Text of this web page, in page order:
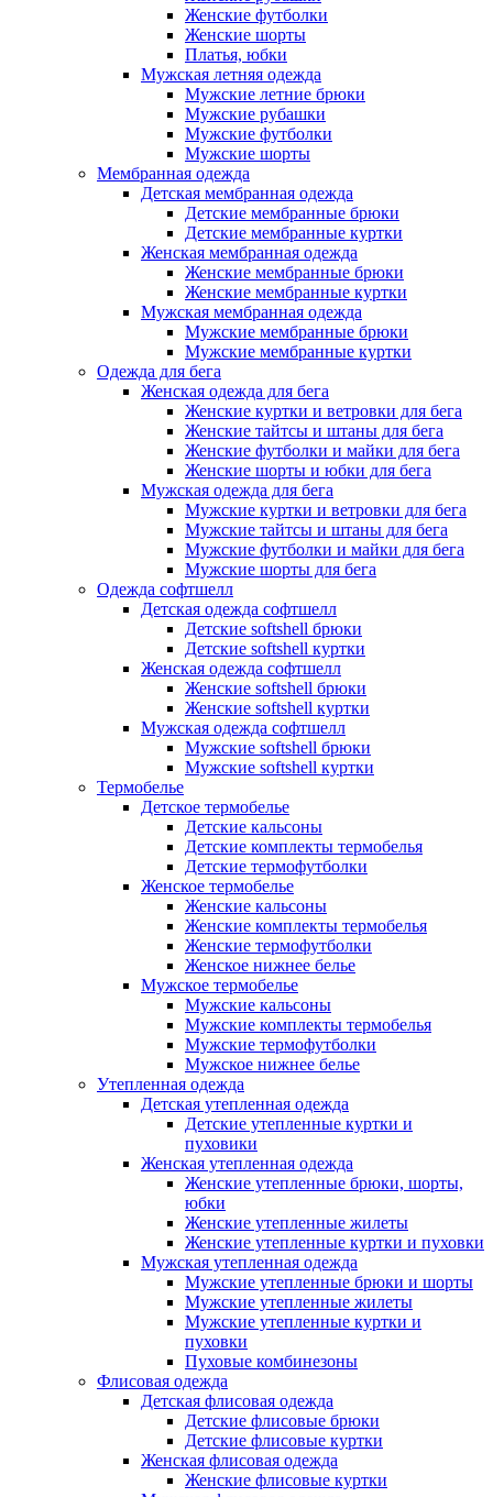
Женские футболки
Женские шорты
Платья, юбки
Мужская летняя одежда
Мужские летние брюки
Мужские рубашки
Мужские футболки
Мужские шорты
Мембранная одежда
Детская мембранная одежда
Детские мембранные брюки
Детские мембранные куртки
Женская мембранная одежда
Женские мембранные брюки
Женские мембранные куртки
Мужская мембранная одежда
Мужские мембранные брюки
Мужские мембранные куртки
Одежда для бега
Женская одежда для бега
Женские куртки и ветровки для бега
Женские тайтсы и штаны для бега
Женские футболки и майки для бега
Женские шорты и юбки для бега
Мужская одежда для бега
Мужские куртки и ветровки для бега
Мужские тайтсы и штаны для бега
Мужские футболки и майки для бега
Мужские шорты для бега
Одежда софтшелл
Детская одежда софтшелл
Детские softshell брюки
Детские softshell куртки
Женская одежда софтшелл
Женские softshell брюки
Женские softshell куртки
Мужская одежда софтшелл
Мужские softshell брюки
Мужские softshell куртки
Термобелье
Детское термобелье
Детские кальсоны
Детские комплекты термобелья
Детские термофутболки
Женское термобелье
Женские кальсоны
Женские комплекты термобелья
Женские термофутболки
Женское нижнее белье
Мужское термобелье
Мужские кальсоны
Мужские комплекты термобелья
Мужские термофутболки
Мужское нижнее белье
Утепленная одежда
Детская утепленная одежда
Детские утепленные куртки и
пуховики
Женская утепленная одежда
Женские утепленные брюки, шорты,
юбки
Женские утепленные жилеты
Женские утепленные куртки и пуховки
Мужская утепленная одежда
Мужские утепленные брюки и шорты
Мужские утепленные жилеты
Мужские утепленные куртки и
пуховки
Пуховые комбинезоны
Флисовая одежда
Детская флисовая одежда
Детские флисовые брюки
Детские флисовые куртки
Женская флисовая одежда
Женские флисовые куртки